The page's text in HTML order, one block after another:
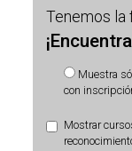
Tenemos la
Muestra
con
Mostrar